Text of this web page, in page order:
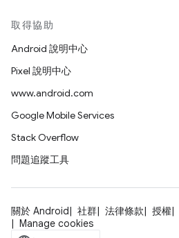
取得協助
Android 說明中心
Pixel 說明中心
www.android.com
Google Mobile Services
Stack Overflow
問題追蹤工具
關於 Android 社群 法律條款 授權
Manage cookies